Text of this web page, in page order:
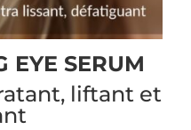
EYE SERUM
liftant et